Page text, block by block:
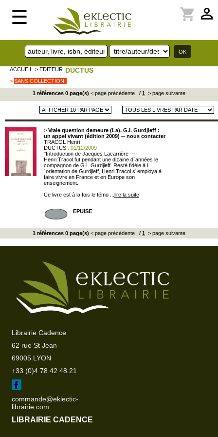
☰ perm_identity
shopping_cart
ACCUEIL > EDITEUR DUCTUS
> SANS COLLECTION
1 références 0 page(s) < page précédente / 1 > page suivante
> Vraie question demeure (La). G.I. Gurdjieff :
un appel vivant (édition 2009) -- nous contacter
TRACOL Henri
DUCTUS : 01/12/2009
"Introduction de Jacques Lacarrière ----
Henri Tracol fut pendant une dizaine d´années le
compagnon de G.I. Gurdjieff. Resté fidèle à l
´orientation de Gurdjieff, Henri Tracol s´employa à
faire vivre en France et en Europe son
enseignement.
-----
Ce livre est à la fois le témo ... lire la suite
EPUISE
1 références 0 page(s) < page précédente / 1 > page suivante
Librairie Cadence
62 rue St Jean
69005 LYON
+33 (0)4 78 42 48 21
commande@eklectic-
librairie.com
LIBRAIRIE CADENCE